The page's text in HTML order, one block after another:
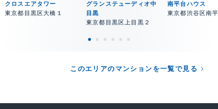
クロスエアタワー
東京都目黒区大橋１
グランステューディオ中
目黒
東京都目黒区上目黒２
南平台ハウス
東京都渋谷区南
このエリアのマンションを一覧で見る